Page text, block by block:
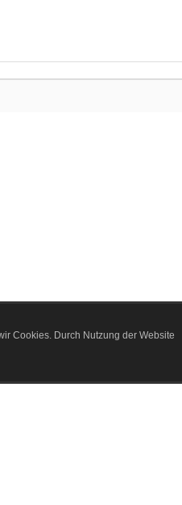
Cookies. Durch Nutzung der Website